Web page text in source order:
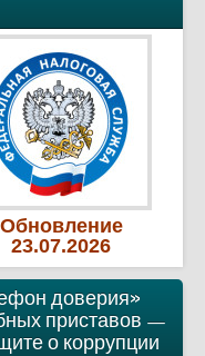
Обновление
23.07.2026
доверия»
приставов —
о коррупции